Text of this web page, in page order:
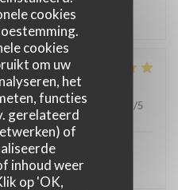
cookies
cookies
om uw
het
functies
gerelateerd
of
inhoud weer
op 'OK,
bien
: 5 /5 Kwaliteit / Prijs /5